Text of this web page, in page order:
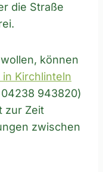
die Straße
können
Kirchlinteln
943820)
zur Zeit
zwischen